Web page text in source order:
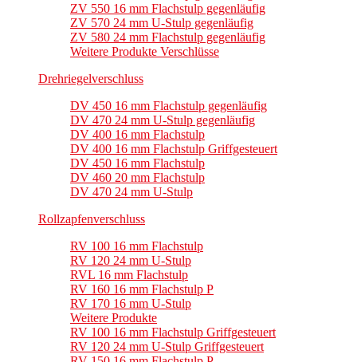
ZV 550 16 mm Flachstulp gegenläufig
ZV 570 24 mm U-Stulp gegenläufig
ZV 580 24 mm Flachstulp gegenläufig
Weitere Produkte Verschlüsse
Drehriegelverschluss
DV 450 16 mm Flachstulp gegenläufig
DV 470 24 mm U-Stulp gegenläufig
DV 400 16 mm Flachstulp
DV 400 16 mm Flachstulp Griffgesteuert
DV 450 16 mm Flachstulp
DV 460 20 mm Flachstulp
DV 470 24 mm U-Stulp
Rollzapfenverschluss
RV 100 16 mm Flachstulp
RV 120 24 mm U-Stulp
RVL 16 mm Flachstulp
RV 160 16 mm Flachstulp P
RV 170 16 mm U-Stulp
Weitere Produkte
RV 100 16 mm Flachstulp Griffgesteuert
RV 120 24 mm U-Stulp Griffgesteuert